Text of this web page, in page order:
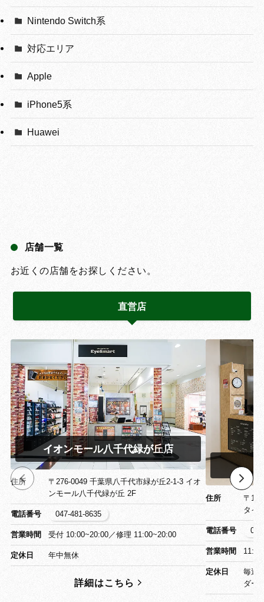
Nintendo Switch系
対応エリア
Apple
iPhone5系
Huawei
店舗一覧
お近くの店舗をお探しください。
直営店
イオンモール八千代緑が丘店
住所
〒276-0049 千葉県八千代市緑が丘2-1-3 イオ
ンモール八千代緑が丘 2F
電話番号 047-481-8635
営業時間 受付 10:00~20:00／修理 11:00~20:00
定休日 年中無休
詳細はこちら
住所
〒
タイ
電話番号 03-
営業時間
定休日
毎週
ダー